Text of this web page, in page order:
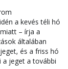
a kevés téli hó
– írja a
általában
és a friss hó
a jeget a további